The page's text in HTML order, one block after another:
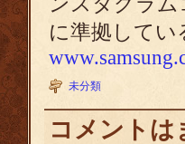
に準拠して
未分類
コメントは